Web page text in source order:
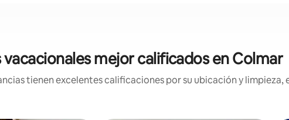
mejor calificados en Colmar
tienen excelentes calificaciones por su ubicación y